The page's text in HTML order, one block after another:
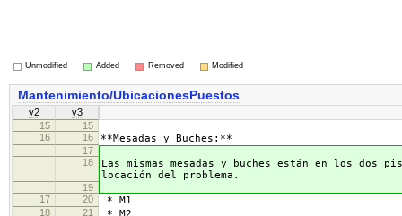
Unmodified Added Removed Modified
Mantenimiento/UbicacionesPuestos
v2
v3
15
15
16
16 **Mesadas y Buches:**
17
18
Las mismas mesadas y buches están en los
locación del problema.
19
17
20 * M1
18 21